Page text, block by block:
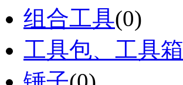
组合工具(0)
工具包、工具箱